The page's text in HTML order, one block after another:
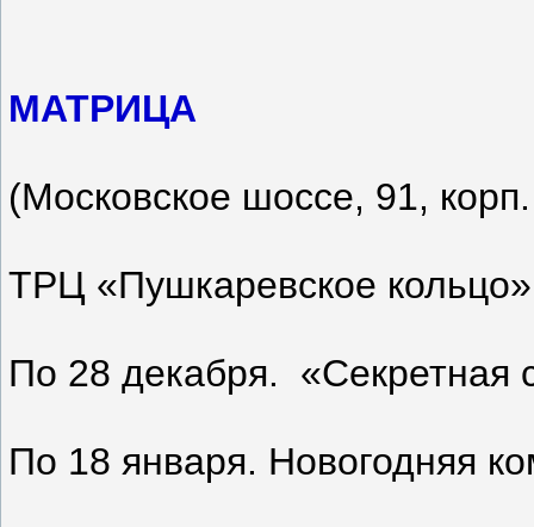
МАТРИЦА
(Московское шоссе, 91,
ТРЦ «Пушкаревское
По 28 декабря. «Секретная
По 18 января. Новогодняя